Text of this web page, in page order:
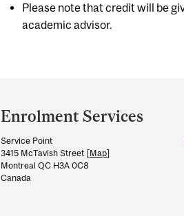
Please note that credit will be
academic advisor.
and
University
Information
Enrolment Services
Service Point
3415 McTavish Street [Map]
Montreal QC H3A 0C8
Canada